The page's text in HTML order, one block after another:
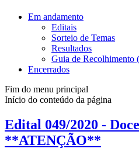
Em andamento
Editais
Sorteio de Temas
Resultados
Guia de Recolhimento
Encerrados
Fim do menu principal
Início do conteúdo da página
Edital 049/2020 -
**ATENÇÃO**